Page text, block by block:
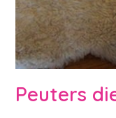
Peuters